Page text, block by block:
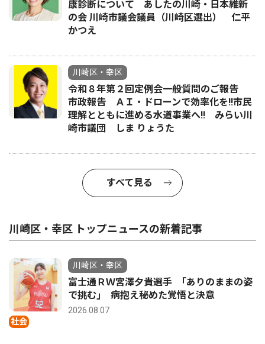
康診断について あしたの川崎・日本維新
の会 川崎市議会議員（川崎区選出） 仁平
かつえ
川崎区・幸区
令和８年第２回定例会一般質問のご報告
市政報告 ＡＩ・ドローンで効率化を!!市民
理解とともに進める水道事業へ!! みらい川
崎市議団 しま りょうた
すべて見る
川崎区・幸区 トップニュースの新着記事
社会
川崎区・幸区
富士通ＲＷ宮澤夕貴選手 ｢ありのままの姿
で挑む｣ 病抱え秘めた覚悟と決意
2026.08.07